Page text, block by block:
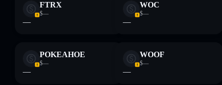
FTRX
$—
—
WOC
$—
—
POKEAHOE
$—
—
WOOF
$—
—